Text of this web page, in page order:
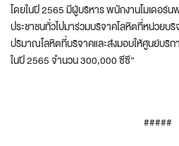
โดยในปี 2565 มีผู้บริหาร พนักงานโมเดอร์น
ประชาชนทั่วไปมาร่วมบริจาคโลหิตที่หน่วยบ
ปริมาณโลหิตที่บริจาคและส่งมอบให้ศูนย์บริก
ในปี 2565 จำนวน 300,000 ซีซี”
#####